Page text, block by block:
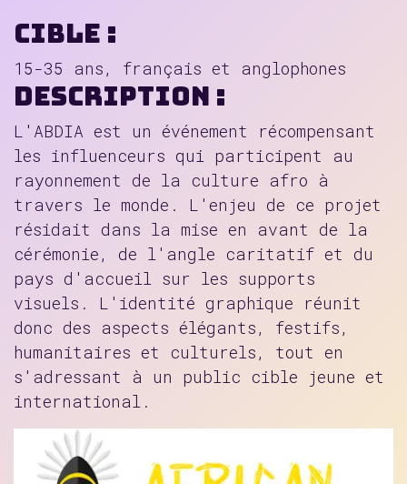
Cible :
15-35 ans, français et anglophones
Description :
L'ABDIA est un événement récompensant
les influenceurs qui participent au
rayonnement de la culture afro à
travers le monde. L'enjeu de ce projet
résidait dans la mise en avant de la
cérémonie, de l'angle caritatif et du
pays d'accueil sur les supports
visuels. L'identité graphique réunit
donc des aspects élégants, festifs,
humanitaires et culturels, tout en
s'adressant à un public cible jeune et
international.